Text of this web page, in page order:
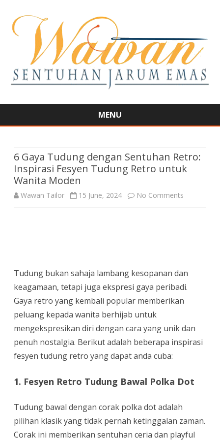
MENU
6 Gaya Tudung dengan Sentuhan Retro:
Inspirasi Fesyen Tudung Retro untuk
Wanita Moden
Wawan Tailor 15 June, 2024 No Comments
Retro:
Fesyen
Tudung
untuk
Moden
Tudung bukan sahaja lambang kesopanan dan
keagamaan, tetapi juga ekspresi gaya peribadi.
Gaya retro yang kembali popular memberikan
peluang kepada wanita berhijab untuk
mengekspresikan diri dengan cara yang unik dan
penuh nostalgia. Berikut adalah beberapa inspirasi
fesyen tudung retro yang dapat anda cuba:
1. Fesyen Retro Tudung Bawal Polka Dot
Tudung bawal dengan corak polka dot adalah
pilihan klasik yang tidak pernah ketinggalan zaman.
Corak ini memberikan sentuhan ceria dan playful